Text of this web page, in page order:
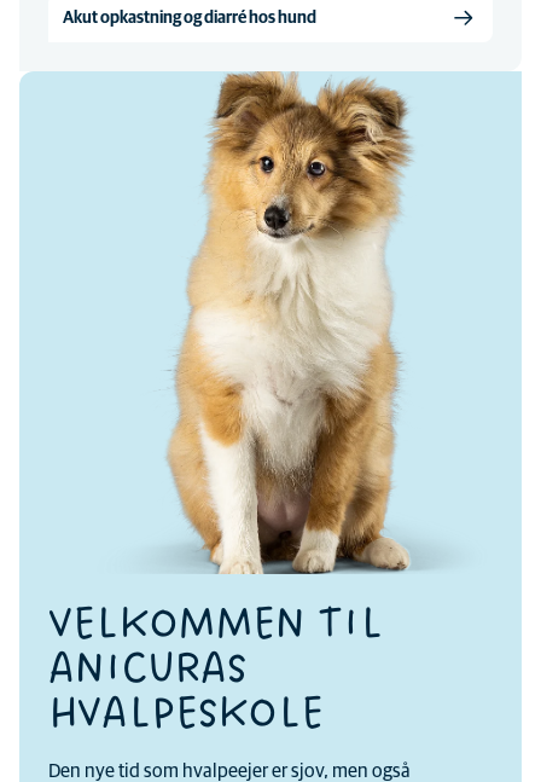
Akut opkastning og diarré hos hund
VELKOMMEN TIL
ANICURAS
HVALPESKOLE
Den nye tid som hvalpeejer er sjov, men også